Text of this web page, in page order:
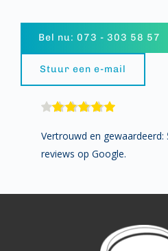
Bel nu: 073 - 303 58 57
Stuur een e-mail
Vertrouwd en
reviews op Google.